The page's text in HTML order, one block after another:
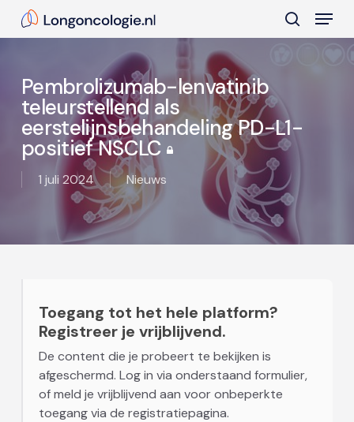
search
Menu
Pembrolizumab-lenvatinib
teleurstellend als
eerstelijnsbehandeling PD-L1-
positief NSCLC
1 juli 2024 Nieuws
Toegang tot het hele platform?
Registreer je vrijblijvend.
De content die je probeert te bekijken is
afgeschermd. Log in via onderstaand formulier,
of meld je vrijblijvend aan voor onbeperkte
toegang via de registratiepagina.
Close